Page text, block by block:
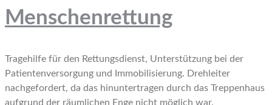
Menschenrettung
Tragehilfe für den Rettungsdienst, Unterstützung bei der
Patientenversorgung und Immobilisierung. Drehleiter
nachgefordert, da das hinuntertragen durch das Treppenhaus
aufgrund der räumlichen Enge nicht möglich war.